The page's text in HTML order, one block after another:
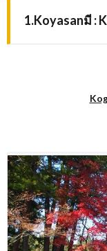
1.Koyasanมี :